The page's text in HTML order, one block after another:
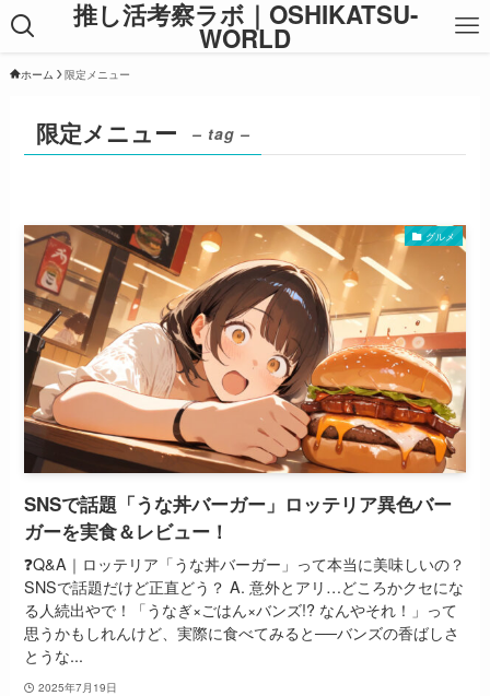
推し活考察ラボ｜OSHIKATSU-
WORLD
ホーム 限定メニュー
限定メニュー – tag –
グルメ
SNSで話題「うな丼バーガー」ロッテリア異色バー
ガーを実食＆レビュー！
❓Q&A｜ロッテリア「うな丼バーガー」って本当に美味しいの？
SNSで話題だけど正直どう？ A. 意外とアリ…どころかクセにな
る人続出やで！「うなぎ×ごはん×バンズ!? なんやそれ！」って
思うかもしれんけど、実際に食べてみると──バンズの香ばしさ
とうな...
2025年7月19日